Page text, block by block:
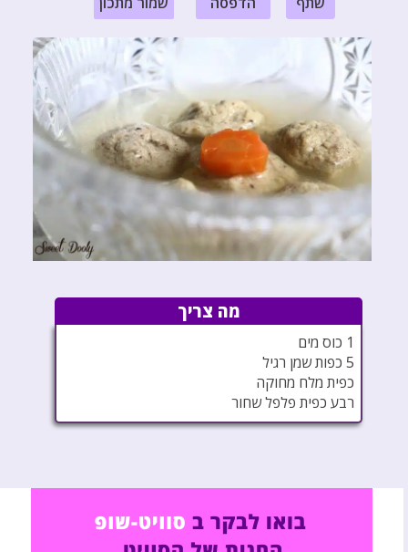
מה צריך
1 כוס מים
5 כפות שמן רגיל
כפית מלח מחוקה
רבע כפית פלפל שחור